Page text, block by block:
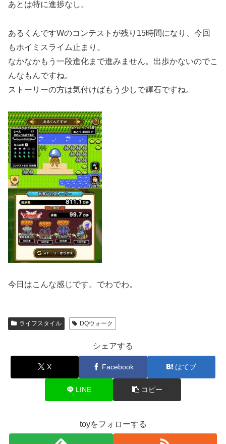
あとは特に進捗なし。
あるくんですWのコンテストが残り15時間になり、今回
もホイミスライム止まり。
なかなかもう一段進化まで進みません。出歩かないのでこ
んなもんですね。
ストーリーの方は気付けばもう少しで輝石ですね。
今日はこんな感じです。でわでわ。
ライフスタイル DQウォーク
シェアする
X Facebook はてブ
LINE コピー
toyをフォローする